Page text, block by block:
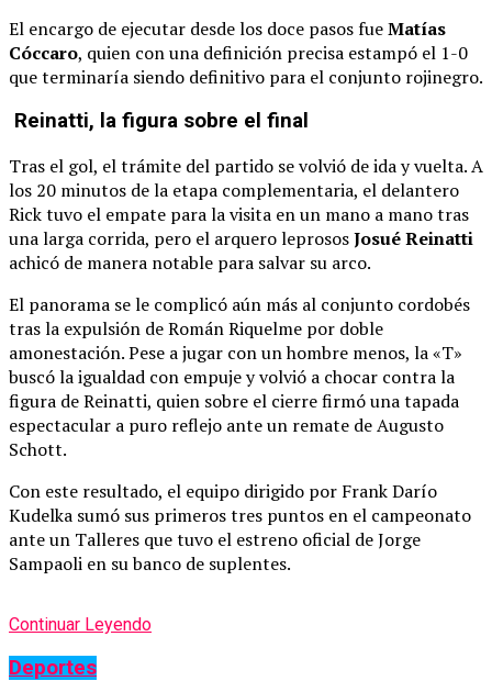
El encargo de ejecutar desde los doce pasos fueMatías
Cóccaro, quien con una definición precisa estampó el 1-0
que terminaría siendo definitivo para el conjunto rojinegro.
Reinatti, la figura sobre el final
Tras el gol, el trámite del partido se volvió de ida y vuelta. A
los 20 minutos de la etapa complementaria, el delantero
Rick tuvo el empate para la visita en un mano a mano tras
una larga corrida, pero el arquero leprososJosué Reinatti
achicó de manera notable para salvar su arco.
El panorama se le complicó aún más al conjunto cordobés
tras la expulsión de Román Riquelme por doble
amonestación. Pese a jugar con un hombre menos, la «T»
buscó la igualdad con empuje y volvió a chocar contra la
figura de Reinatti, quien sobre el cierre firmó una tapada
espectacular a puro reflejo ante un remate de Augusto
Schott.
Con este resultado, el equipo dirigido por Frank Darío
Kudelka sumó sus primeros tres puntos en el campeonato
ante un Talleres que tuvo el estreno oficial de Jorge
Sampaoli en su banco de suplentes.
Continuar Leyendo
Deportes